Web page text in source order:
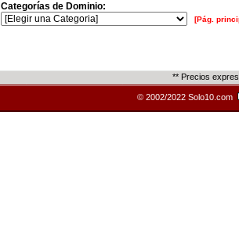
Categorías de Dominio:
[Pág.
** Precios
© 2002/2022 Solo10.com